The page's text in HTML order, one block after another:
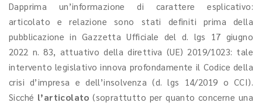
Dapprima un’informazione di carattere esplicativo:
articolato e relazione sono stati definiti prima della
pubblicazione in Gazzetta Ufficiale del d. lgs 17 giugno
2022 n. 83, attuativo della direttiva (UE) 2019/1023: tale
intervento legislativo innova profondamente il Codice della
crisi d’impresa e dell’insolvenza (d. lgs 14/2019 o CCI).
Sicché l’articolato (soprattutto per quanto concerne una